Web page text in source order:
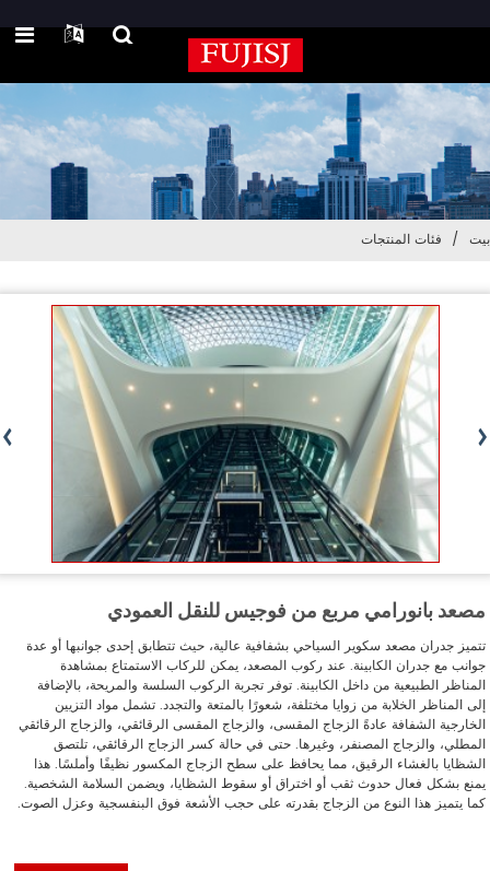
بيت فئات المنتجات
مصعد بانورامي مربع من فوجيس للنقل العمودي
تتميز جدران مصعد سكوير السياحي بشفافية عالية، حيث تتطابق إحدى جوانبها أو عدة
جوانب مع جدران الكابينة. عند ركوب المصعد، يمكن للركاب الاستمتاع بمشاهدة
المناظر الطبيعية من داخل الكابينة. توفر تجربة الركوب السلسة والمريحة، بالإضافة
إلى المناظر الخلابة من زوايا مختلفة، شعورًا بالمتعة والتجدد. تشمل مواد التزيين
الخارجية الشفافة عادةً الزجاج المقسى، والزجاج المقسى الرقائقي، والزجاج الرقائقي
المطلي، والزجاج المصنفر، وغيرها. حتى في حالة كسر الزجاج الرقائقي، تلتصق
الشظايا بالغشاء الرقيق، مما يحافظ على سطح الزجاج المكسور نظيفًا وأملسًا. هذا
يمنع بشكل فعال حدوث ثقب أو اختراق أو سقوط الشظايا، ويضمن السلامة الشخصية.
كما يتميز هذا النوع من الزجاج بقدرته على حجب الأشعة فوق البنفسجية وعزل الصوت.